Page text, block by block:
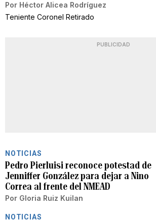
Por Héctor Alicea Rodríguez
Teniente Coronel Retirado
PUBLICIDAD
NOTICIAS
Pedro Pierluisi reconoce potestad de
Jenniffer González para dejar a Nino
Correa al frente del NMEAD
Por Gloria Ruiz Kuilan
NOTICIAS